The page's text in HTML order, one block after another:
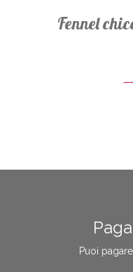
Fennel
Puoi